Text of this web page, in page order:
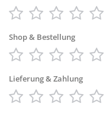
star
stars
stars
stars
stars
Shop & Bestellung
star
stars
stars
stars
stars
Lieferung & Zahlung